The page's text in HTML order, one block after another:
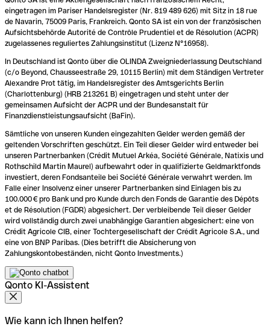
eingetragen im Pariser Handelsregister (Nr. 819 489 626) mit Sitz in 18 rue
de Navarin, 75009 Paris, Frankreich. Qonto SA ist ein von der französischen
Aufsichtsbehörde Autorité de Contrôle Prudentiel et de Résolution (ACPR)
zugelassenes reguliertes Zahlungsinstitut (Lizenz N°16958).
In Deutschland ist Qonto über die OLINDA Zweigniederlassung Deutschland
(c/o Beyond, Chausseestraße 29, 10115 Berlin) mit dem Ständigen Vertreter
Alexandre Prot tätig, im Handelsregister des Amtsgerichts Berlin
(Charlottenburg) (HRB 213261 B) eingetragen und steht unter der
gemeinsamen Aufsicht der ACPR und der Bundesanstalt für
Finanzdienstleistungsaufsicht (BaFin).
Sämtliche von unseren Kunden eingezahlten Gelder werden gemäß der
geltenden Vorschriften geschützt. Ein Teil dieser Gelder wird entweder bei
unseren Partnerbanken (Crédit Mutuel Arkéa, Société Générale, Natixis und
Rothschild Martin Maurel) aufbewahrt oder in qualifizierte Geldmarktfonds
investiert, deren Fondsanteile bei Société Générale verwahrt werden. Im
Falle einer Insolvenz einer unserer Partnerbanken sind Einlagen bis zu
100.000 € pro Bank und pro Kunde durch den Fonds de Garantie des Dépôts
et de Résolution (FGDR) abgesichert. Der verbleibende Teil dieser Gelder
wird vollständig durch zwei unabhängige Garantien abgesichert: eine von
Crédit Agricole CIB, einer Tochtergesellschaft der Crédit Agricole S.A., und
eine von BNP Paribas. (Dies betrifft die Absicherung von
Zahlungskontobeständen, nicht Qonto Investments.)
Qonto KI-Assistent
Wie kann ich Ihnen helfen?